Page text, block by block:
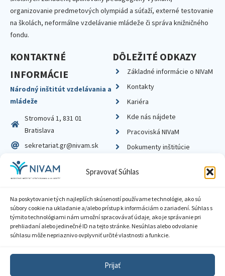
Spravovať Súhlas
Na poskytovanie tých najlepších skúseností používame technológie, ako sú
súbory cookie na ukladanie a/alebo prístup k informáciám o zariadení. Súhlas s
týmito technológiami nám umožní spracovávať údaje, ako je správanie pri
prehliadaní alebo jedinečné ID na tejto stránke. Nesúhlas alebo odvolanie
súhlasu môže nepriaznivo ovplyvniť určité vlastnosti a funkcie.
Prijať
organizovanie predmetových olympiád a súťaží, externé testovanie
na školách, neformálne vzdelávanie mládeže či správa knižničného
fondu.
KONTAKTNÉ
INFORMÁCIE
Národný inštitút vzdelávania a
mládeže
Stromová 1, 831 01
Bratislava
sekretariat.gr@nivam.sk
IČO: 00164348
DIČ: 2020798714
DÔLEŽITÉ ODKAZY
Základné informácie o NIVaM
Kontakty
Kariéra
Kde nás nájdete
Pracoviská NIVaM
Dokumenty inštitúcie
Zásady ochrany súkromia
Sprístupnenie informácií